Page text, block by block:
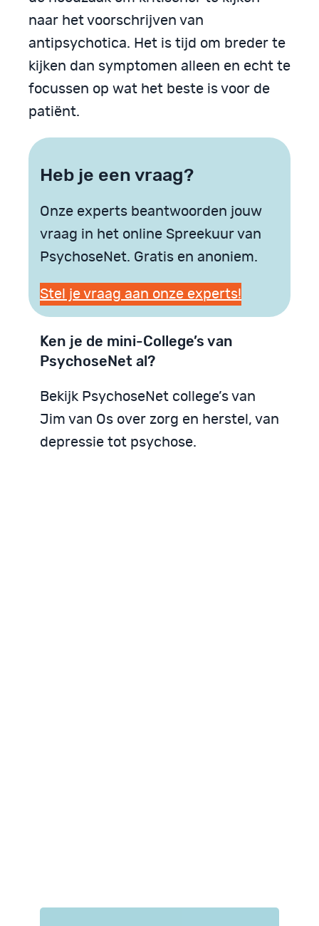
naar het voorschrijven van
antipsychotica. Het is tijd om breder te
kijken dan symptomen alleen en echt te
focussen op wat het beste is voor de
patiënt.
Heb je een vraag?
Onze experts beantwoorden jouw
vraag in het online Spreekuur van
PsychoseNet. Gratis en anoniem.
Stel je vraag aan onze experts!
Ken je de mini-College’s van
PsychoseNet al?
Bekijk PsychoseNet college’s van
Jim van Os over zorg en herstel, van
depressie tot psychose.